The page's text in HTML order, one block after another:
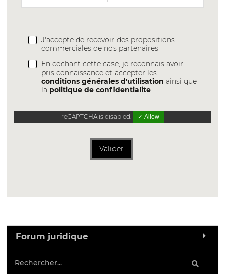
J'accepte de recevoir des propositions
commerciales de nos partenaires
En cochant cette case, je reconnais avoir
pris connaissance et accepter les
conditions générales d'utilisation ainsi que
la politique de confidentialite
reCAPTCHA is disabled. ✓ Allow
Valider
Forum juridique